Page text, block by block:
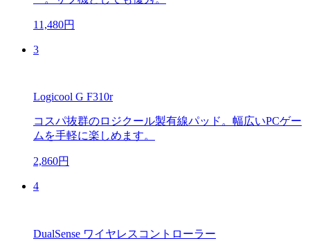
11,480円
3
Logicool G F310r
コスパ抜群のロジクール製有線パッド。幅広いPCゲー
ムを手軽に楽しめます。
2,860円
4
DualSense ワイヤレスコントローラー